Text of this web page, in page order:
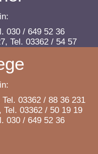
030 / 649 52 36
Tel. 03362 / 54 57
Tel. 03362 / 88 36 231
Tel. 03362 / 50 19 19
030 / 649 52 36